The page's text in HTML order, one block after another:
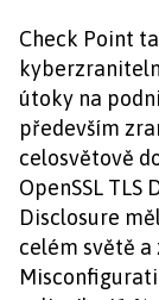
Check Point
útoky na
především
celosvětově
OpenSSL
Disclosure
celém světě